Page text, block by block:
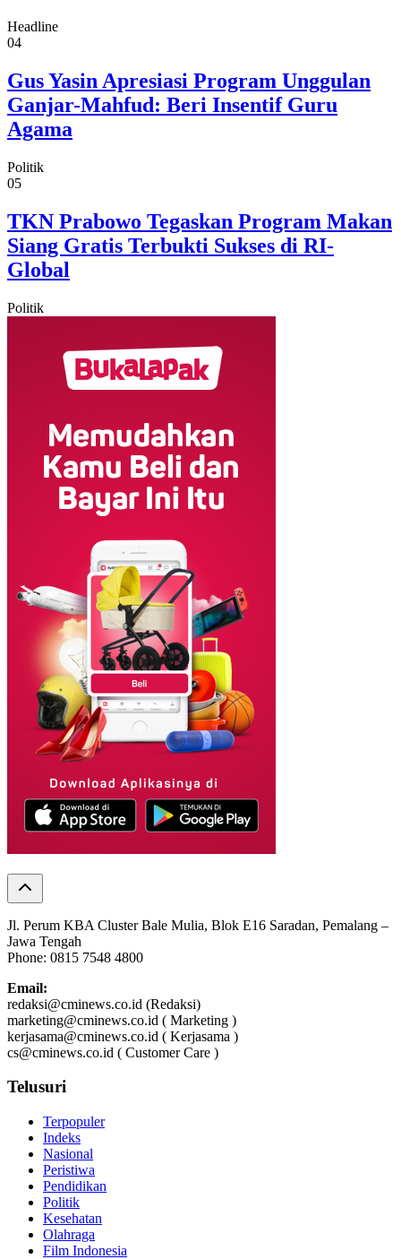
Headline
04
Gus Yasin Apresiasi Program Unggulan
Ganjar-Mahfud: Beri Insentif Guru
Agama
Politik
05
TKN Prabowo Tegaskan Program Makan
Siang Gratis Terbukti Sukses di RI-
Global
Politik
Jl. Perum KBA Cluster Bale Mulia, Blok E16 Saradan, Pemalang –
Jawa Tengah
Phone: 0815 7548 4800
Email:
redaksi@cminews.co.id (Redaksi)
marketing@cminews.co.id ( Marketing )
kerjasama@cminews.co.id ( Kerjasama )
cs@cminews.co.id ( Customer Care )
Telusuri
Terpopuler
Indeks
Nasional
Peristiwa
Pendidikan
Politik
Kesehatan
Olahraga
Film Indonesia